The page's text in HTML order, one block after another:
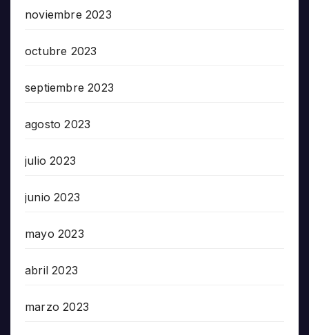
noviembre 2023
octubre 2023
septiembre 2023
agosto 2023
julio 2023
junio 2023
mayo 2023
abril 2023
marzo 2023